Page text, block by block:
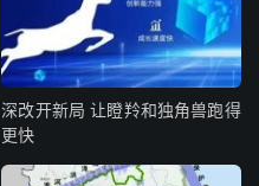
深改开新局 让瞪羚和独角兽跑得
更快